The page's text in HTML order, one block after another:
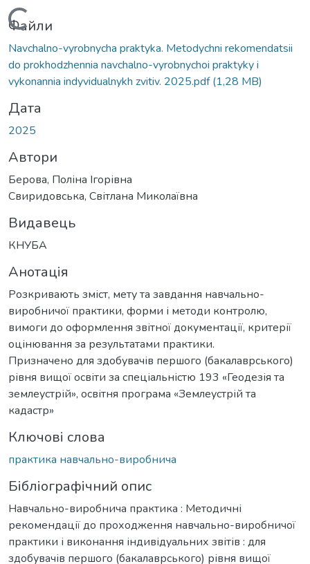
Вантажиться...
Файли
Navchalno-vyrobnycha praktyka. Metodychni rekomendatsii
do prokhodzhennia navchalno-vyrobnychoi praktyky i
vykonannia indyvidualnykh zvitiv. 2025.pdf(1,28 MB)
Дата
2025
Автори
Берова, Поліна Ігорівна
Свиридовська, Світлана Миколаївна
Видавець
КНУБА
Анотація
Розкривають зміст, мету та завдання навчально-
виробничої практики, форми і методи контролю,
вимоги до оформлення звітної документації, критерії
оцінювання за результатами практики.
Призначено для здобувачів першого (бакалаврського)
рівня вищої освіти за спеціальністю 193 «Геодезія та
землеустрій», освітня програма «Землеустрій та
кадастр»
Ключові слова
практика навчально-виробнича
Бібліографічний опис
Навчально-виробнича практика : Методичні
рекомендації до проходження навчально-виробничої
практики і виконання індивідуальних звітів : для
здобувачів першого (бакалаврського) рівня вищої